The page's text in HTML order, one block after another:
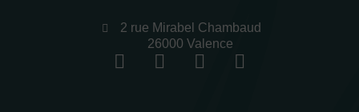
2 rue Mirabel Chambaud
26000 Valence